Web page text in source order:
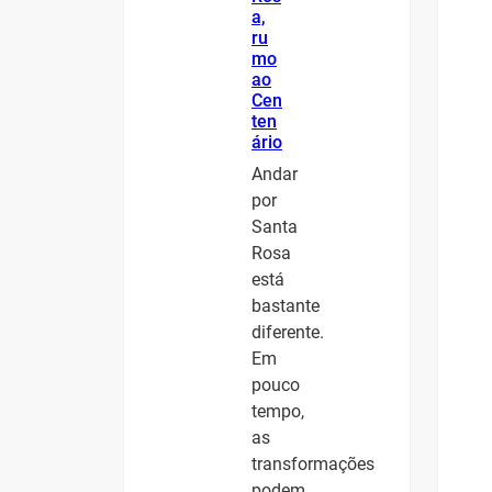
a,
ru
mo
ao
Cen
ten
ário
Andar
por
Santa
Rosa
está
bastante
diferente.
Em
pouco
tempo,
as
transformações